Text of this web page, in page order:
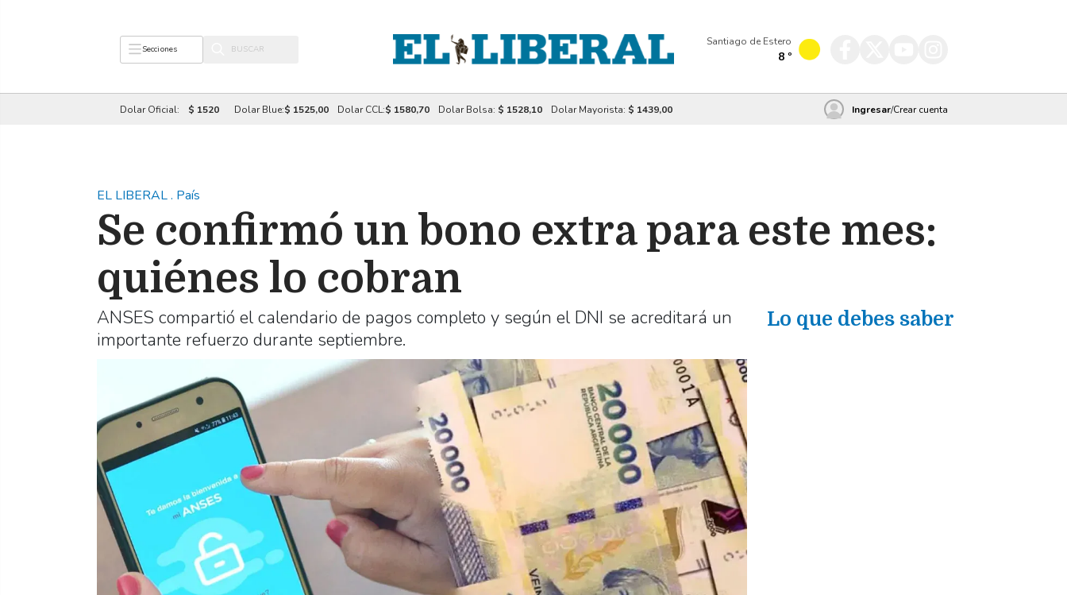
Secciones
Santiago de Estero
8 º
Dolar Oficial: $ 1520 Dolar Blue:$ 1525,00 Dolar CCL:$ 1580,70 Dolar Bolsa: $ 1528,10 Dolar Mayorista: $ 1439,00 Ingresar/Crear cuenta
EL LIBERAL. País
Se confirmó un bono extra para este mes:
quiénes lo cobran
ANSES compartió el calendario de pagos completo y según el DNI se acreditará un
importante refuerzo durante septiembre.
Lo que debes saber